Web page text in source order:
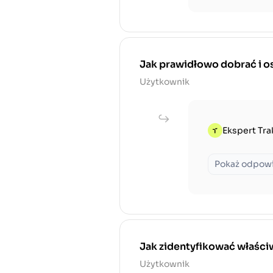
Jak prawidłowo dobrać i
Użytkownik
Ekspert
Pokaż
Jak zidentyfikować
Użytkownik